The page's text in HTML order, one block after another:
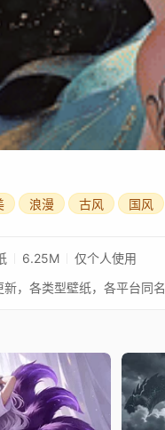
浪漫 古风 国风
6.25M 仅个人使用
，各类型壁纸，各平台同名